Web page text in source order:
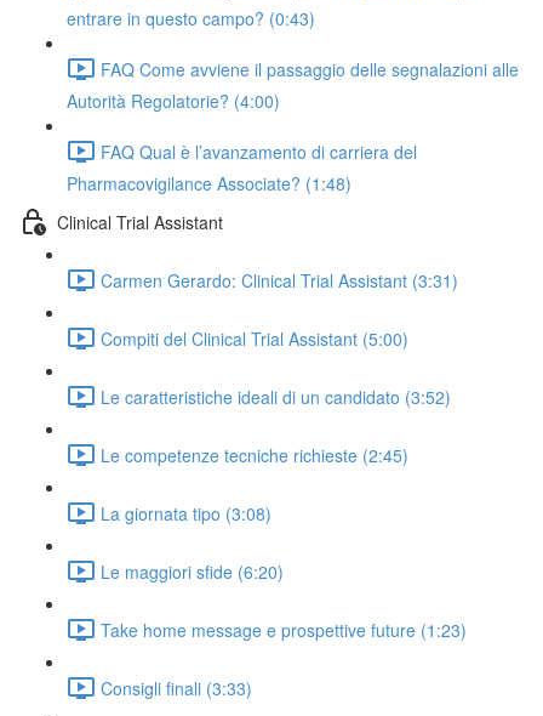
entrare in questo campo? (0:43)
FAQ Come avviene il passaggio delle segnalazioni alle
Autorità Regolatorie? (4:00)
FAQ Qual è l’avanzamento di carriera del
Pharmacovigilance Associate? (1:48)
Clinical Trial Assistant
Carmen Gerardo: Clinical Trial Assistant (3:31)
Compiti del Clinical Trial Assistant (5:00)
Le caratteristiche ideali di un candidato (3:52)
Le competenze tecniche richieste (2:45)
La giornata tipo (3:08)
Le maggiori sfide (6:20)
Take home message e prospettive future (1:23)
Consigli finali (3:33)